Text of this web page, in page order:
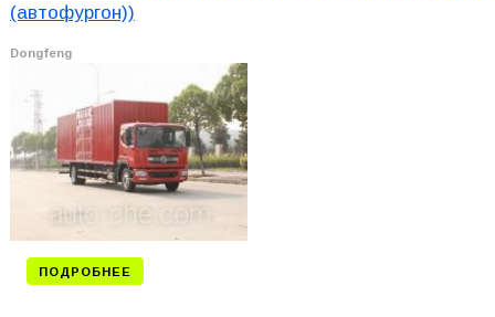
(автофургон))
Dongfeng
ПОДРОБНЕЕ